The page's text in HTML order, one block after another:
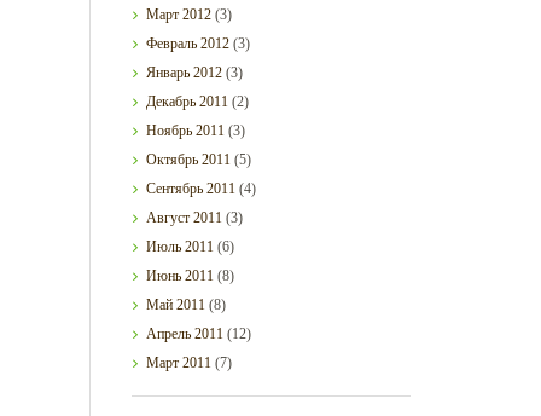
Март2012 (3)
Февраль2012 (3)
Январь2012 (3)
Декабрь2011 (2)
Ноябрь2011 (3)
Октябрь2011 (5)
Сентябрь2011 (4)
Август2011 (3)
Июль2011 (6)
Июнь2011 (8)
Май2011 (8)
Апрель2011 (12)
Март2011 (7)